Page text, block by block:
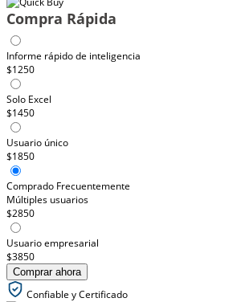
Compra Rápida
Informe rápido de inteligencia
$1250
Solo Excel
$1450
Usuario único
$1850
Comprado Frecuentemente
Múltiples usuarios
$2850
Usuario empresarial
$3850
Comprar ahora
Confiable y Certificado